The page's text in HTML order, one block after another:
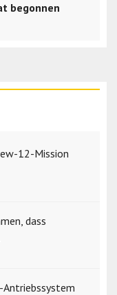
begonnen
12-Mission
dass
Antriebssystem